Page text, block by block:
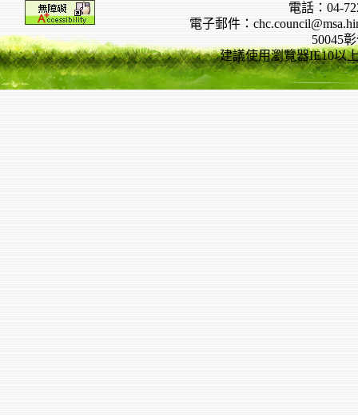
電話：04-
電子郵件：
50045
建議使用瀏覽器IE10以